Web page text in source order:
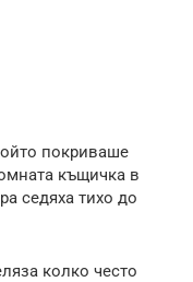
покриваше
къщичка в
седяха тихо до
колко често